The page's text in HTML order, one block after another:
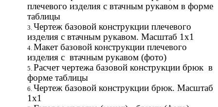
плечевого изделия с втачным рукавом в форме
таблицы
Чертеж базовой конструкции плечевого
изделия с втачным рукавом. Масштаб 1х1
Макет базовой конструкции плечевого
изделия с втачным рукавом (фото)
Расчет чертежа базовой конструкции брюк в
форме таблицы
Чертеж базовой конструкции брюк. Масштаб
1х1